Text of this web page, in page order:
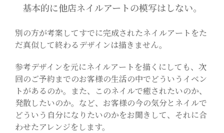
基本的に他店ネイルアートの模写はしない。
別の方が考案してすでに完成されたネイルアートをた
だ真似して終わるデザインは描きません。
参考デザインを元にネイルアートを描くにしても、次
回のご予約までのお客様の生活の中でどういうイベン
トがあるのか。また、このネイルで癒されたいのか、
発散したいのか。など、お客様の今の気分とネイルで
どういう自分になりたいのかをお聞きして、それに合
わせたアレンジをします。